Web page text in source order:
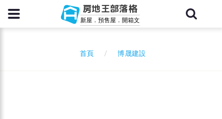
房地王部落格
新屋．預售屋．開箱文
首頁 博晟建設